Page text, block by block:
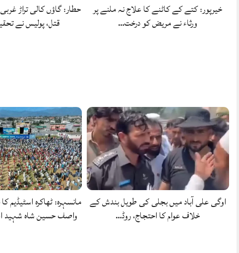
خیرپور: کتے کے کاٹنے کا علاج نہ ملنے پر
ورثاء نے مریض کو درخت…
حطار: گاؤں کالی تراڑ
قتل، پولیس نے
اوگی علی آباد میں بجلی کی طویل بندش کے
خلاف عوام کا احتجاج، روڈ…
مانسہرہ: ٹھاکرہ اسٹیڈیم
واصف حسین شاہ شہید